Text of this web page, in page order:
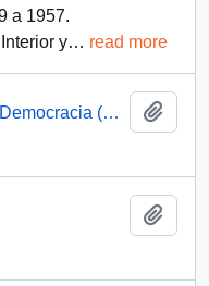
a 1957.
y… read more
Concertación de Mujeres por la Democracia (Santiago, Chile)